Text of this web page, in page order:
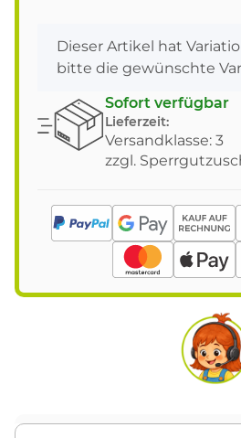
x
Dieser Artikel hat
bitte die gewünschte
Sofort verfügbar
Lieferzeit:
Versandklasse: 3
zzgl.